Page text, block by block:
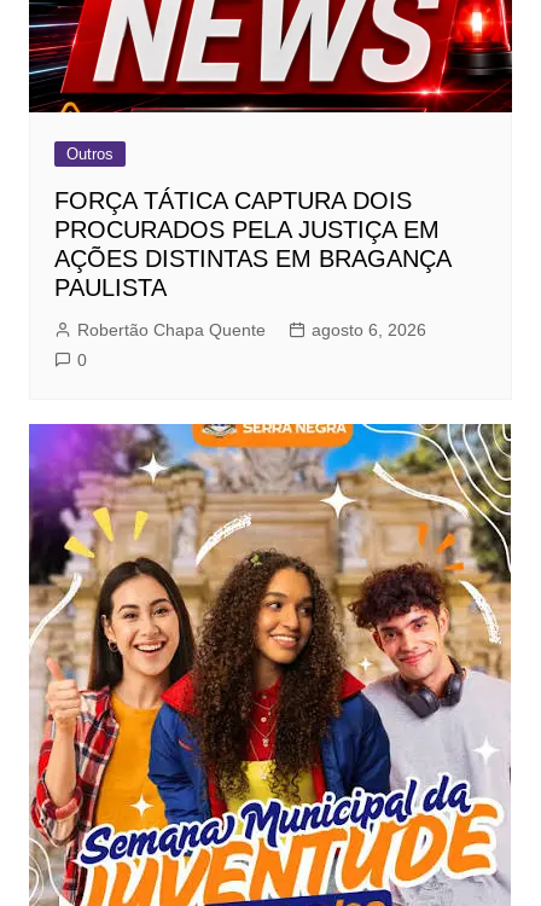
Outros
FORÇA TÁTICA CAPTURA DOIS
PROCURADOS PELA JUSTIÇA EM
AÇÕES DISTINTAS EM BRAGANÇA
PAULISTA
Robertão Chapa Quente
agosto 6, 2026
0